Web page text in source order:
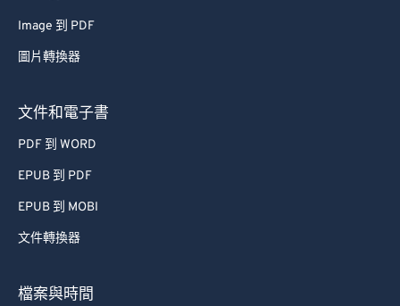
Image 到 PDF
圖片轉換器
文件和電子書
PDF 到 WORD
EPUB 到 PDF
EPUB 到 MOBI
文件轉換器
檔案與時間